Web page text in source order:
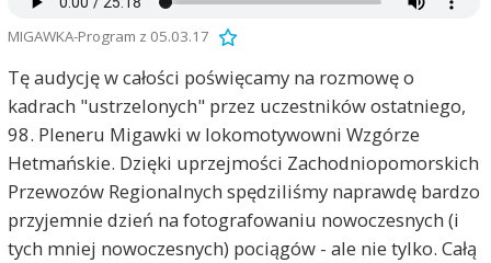
MIGAWKA-Program z 05.03.17
Tę audycję w całości poświęcamy na rozmowę o
kadrach "ustrzelonych" przez uczestników ostatniego,
98. Pleneru Migawki w lokomotywowni Wzgórze
Hetmańskie. Dzięki uprzejmości Zachodniopomorskich
Przewozów Regionalnych spędziliśmy naprawdę bardzo
przyjemnie dzień na fotografowaniu nowoczesnych (i
tych mniej nowoczesnych) pociągów - ale nie tylko. Całą